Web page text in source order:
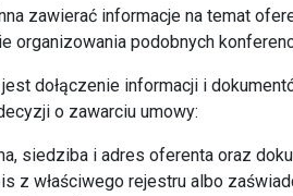
zawierać informacje na temat
organizowania podobnych
dołączenie informacji i
o zawarciu umowy:
siedziba i adres oferenta oraz
z właściwego rejestru albo